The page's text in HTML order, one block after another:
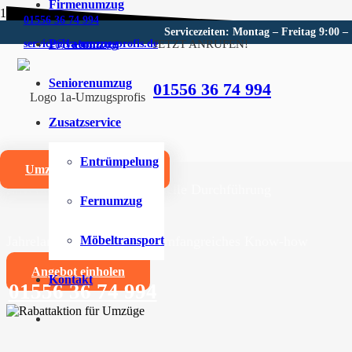
01556 36 74 994
service@1a-umzugsprofis.de
Servicezeiten: Montag – Freitag 9:00 –
JETZT ANRUFEN!
01556 36 74 994
Firmenumzug
Privatumzug
Seniorenumzug
Zusatzservice
Entrümpelung
Fernumzug
Möbeltransport
Kontakt
Umzugskostenrechner
Umzugsunternehmen für
Wir sind Ihr kompetentes Umzugsunternehmen für
Zuverlässige und professionelle Durchführung
Jahrelange Erfahrung und umfangreiches Know-how
Angebot einholen
01556 36 74 994